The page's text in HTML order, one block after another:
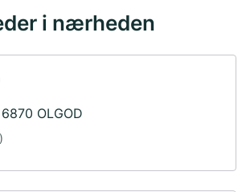
i nærheden
OLGOD